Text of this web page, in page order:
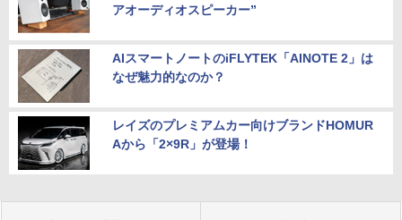
アオーディオスピーカー”
AIスマートノートのiFLYTEK「AINOTE 2」は
なぜ魅力的なのか？
レイズのプレミアムカー向けブランドHOMUR
Aから「2×9R」が登場！